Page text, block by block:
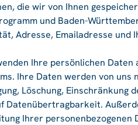
die wir von Ihnen
und Baden-
Adresse, Emailadresse und
Ihre persönlichen Daten
Ihre Daten werden von
Löschung, Einschränkung
Datenübertragbarkeit.
Ihrer personenbezogenen